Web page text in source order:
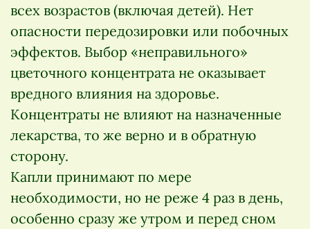
всех возрастов (включая детей). Нет
опасности передозировки или побочных
эффектов. Выбор «неправильного»
цветочного концентрата не оказывает
вредного влияния на здоровье.
Концентраты не влияют на назначенные
лекарства, то же верно и в обратную
сторону.
Капли принимают по мере
необходимости, но не реже 4 раз в день,
особенно сразу же утром и перед сном